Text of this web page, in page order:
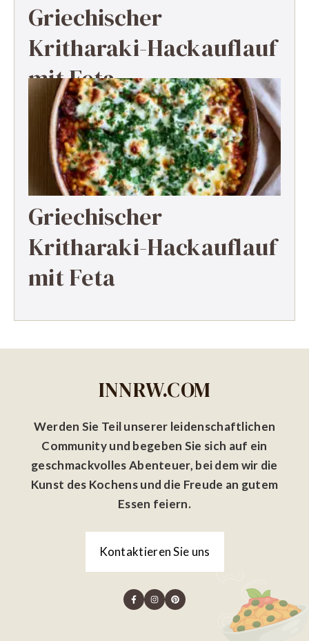
Griechischer
Kritharaki-Hackauflauf
mit Feta
Griechischer
Kritharaki-Hackauflauf
mit Feta
INNRW.COM
Werden Sie Teil unserer leidenschaftlichen
Community und begeben Sie sich auf ein
geschmackvolles Abenteuer, bei dem wir die
Kunst des Kochens und die Freude an gutem
Essen feiern.
Kontaktieren Sie uns